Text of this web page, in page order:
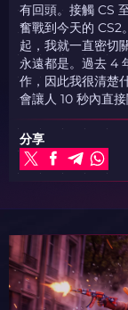
有回頭。接觸 CS
奮戰到今天的 CS2
起，我就一直密切
永遠都是。過去 4
作，因此我很清楚
會讓人 10 秒內直接
分享